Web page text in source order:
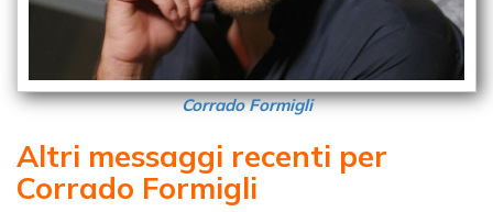
Corrado Formigli
Altri messaggi recenti per
Corrado Formigli